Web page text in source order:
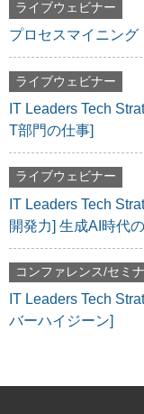
ライブウェビナー
プロセスマイニング
ライブウェビナー
IT Leaders Tech
T部門の仕事]
ライブウェビナー
IT Leaders Tech
開発力] 生成AI時代
コンファレンス/セミ
IT Leaders Tech
バーハイジーン]